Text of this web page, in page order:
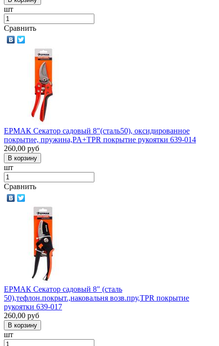
шт
Сравнить
ЕРМАК Секатор садовый 8"(сталь50), оксидированное
покрытие, пружина,PA+TPR покрытие рукоятки 639-014
260,00 руб
шт
Сравнить
ЕРМАК Секатор садовый 8" (сталь
50),тефлон.покрыт.,наковальня возв.пру,TPR покрытие
рукоятки 639-017
260,00 руб
шт